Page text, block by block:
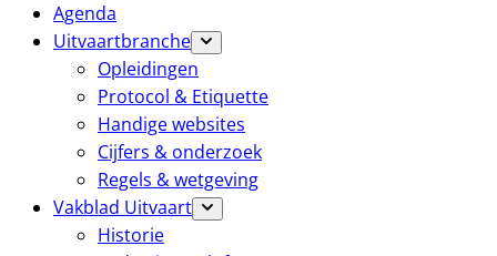
Agenda
Uitvaartbranche
Opleidingen
Protocol & Etiquette
Handige websites
Cijfers & onderzoek
Regels & wetgeving
Vakblad Uitvaart
Historie